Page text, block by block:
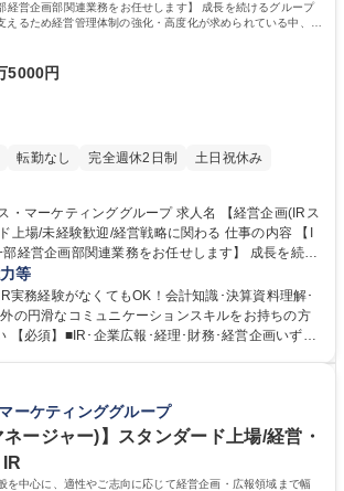
経営企画部関連業務をお任せします】 成長を続けるグループ
えるため経営管理体制の強化・高度化が求められている中、中
るIR活動
5000円
転勤なし 完全週休2日制 土日祝休み
ィンググループ 求人名 【経営企画(IRス
未経験歓迎/経営戦略に関わる 仕事の内容 【I
経営企画部関連業務をお任せします】 成長を続け
成長の土台を支えるため経営管理体制の強化・高度
期経営計画施策の一つであるIR活動 の強化の一
、意欲ある方を募集します。 【詳細】■機関投資
ングの運営、参加■各種IR開示資料/社内資料の作
との連携による社内外へのコミュニケーション業
務 募集職種 【経営企画(IRスタッ
/未経験歓迎/経営戦略に関わる
等
実務経験がなくてもOK！会計知識･決算資料理解･
の円滑なコミュニケーションスキルをお持ちの方
【必須】■IR･企業広報･経理･財務･経営企画いずれ
業でのIR経験・英語力(和文をもとにした英語版資
に海外投資家とのコミュニケーション、等) ◎経営
、難しい意思決定を間近に見ながら経営企画部のチ
長をしていっていただきたいと思います。 学歴・
語学力： 資格：
ーケティンググループ
ネージャー)】スタンダード上場/経営・
を中心に、適性やご志向に応じて経営企画・広報領域まで幅